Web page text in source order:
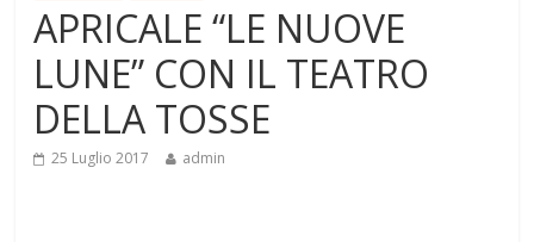
APRICALE “LE NUOVE
LUNE” CON IL TEATRO
DELLA TOSSE
25 Luglio 2017 admin